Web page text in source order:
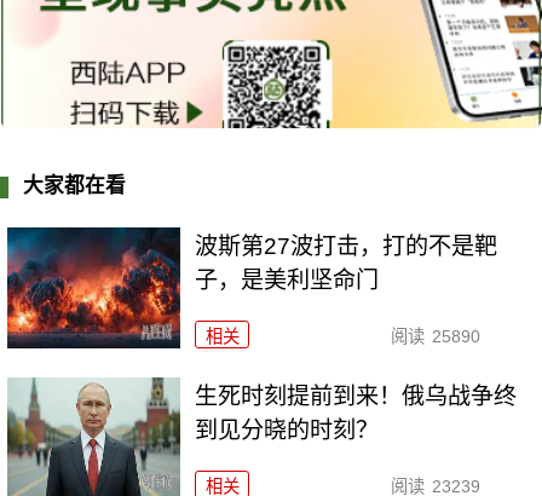
大家都在看
波斯第27波打击，打的不是靶
子，是美利坚命门
相关 阅读 25890
生死时刻提前到来！俄乌战争终
到见分晓的时刻？
相关 阅读 23239